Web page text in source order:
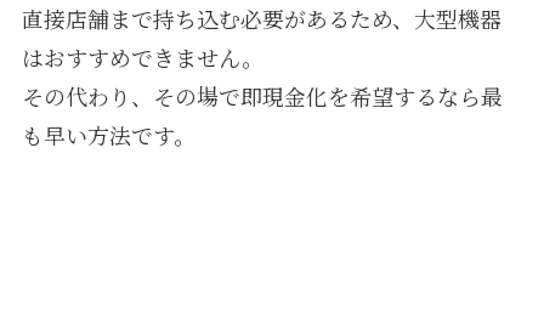
直接店舗まで持ち込む必要があるため、大型機器
はおすすめできません。
その代わり、その場で即現金化を希望するなら最
も早い方法です。